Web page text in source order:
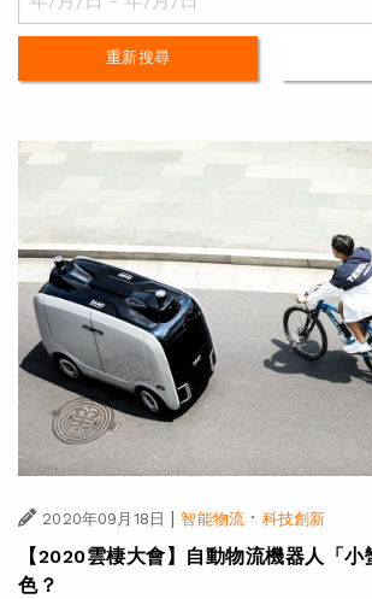
重新搜尋
2020年09月18日 | 智能物流 · 科技創新
【2020雲棲大會】自動物流機器人「
色？